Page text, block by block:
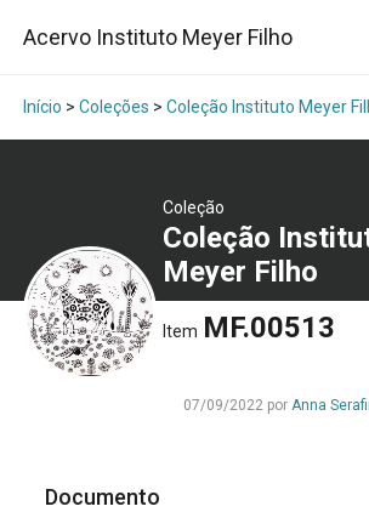
Acervo Instituto Meyer Filho
Início > Coleções > Coleção Instituto Meyer
Coleção
Coleção
Meyer Filho
Item MF.00513
07/09/2022 por Anna
Documento